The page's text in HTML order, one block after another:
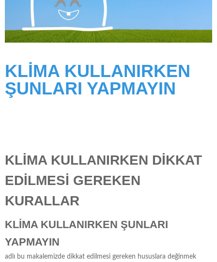
KLİMA KULLANIRKEN
ŞUNLARI YAPMAYIN
KLİMA KULLANIRKEN DİKKAT
EDİLMESİ GEREKEN
KURALLAR
KLİMA KULLANIRKEN ŞUNLARI
YAPMAYIN
adlı bu makalemizde dikkat edilmesi gereken hususlara değinmek